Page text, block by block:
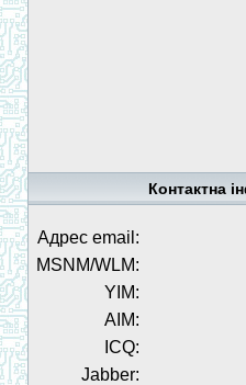
Контактна
Адрес email:
MSNM/WLM:
YIM:
AIM:
ICQ:
Jabber: